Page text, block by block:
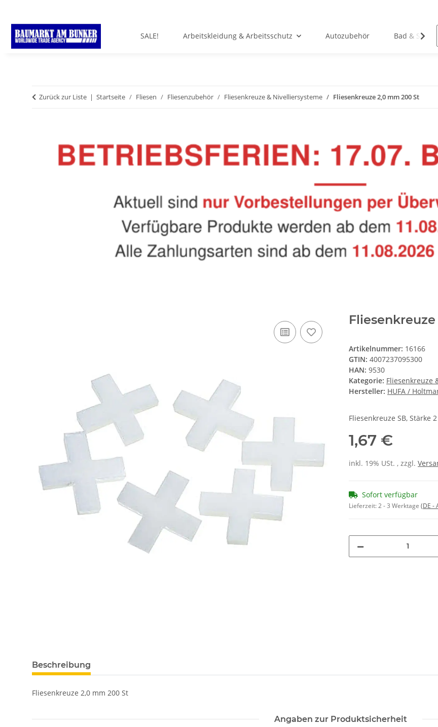
SALE! Arbeitskleidung & Arbeitsschutz Autozubehör Bad & Sanitär
Zurück zur Liste Startseite Fliesen Fliesenzubehör Fliesenkreuze & Nivelliersysteme Fliesenkreuze 2,0 mm 200 St
Artikelnummer: 16166
GTIN: 4007237095300
HAN: 9530
Kategorie: Fliesenkreuze
Hersteller: HUFA /
Fliesenkreuze SB, Stärke
1,67 €
inkl. 19% USt. , zzgl.
Sofort verfügbar
Lieferzeit:2 - 3 Werktage (DE -
Beschreibung
Fliesenkreuze 2,0 mm 200 St
Angaben zur Produktsicherheit